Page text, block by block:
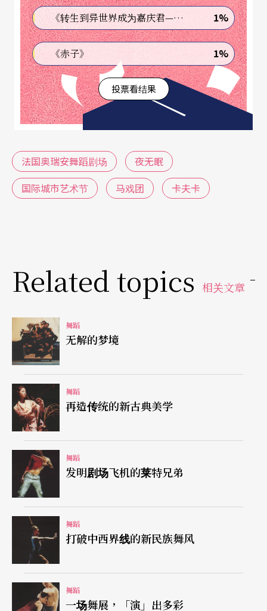
或神秘的单音，或手风琴独有的既温暖又苍凉的边
缘特质，来塑造一种虚悬时空下难以言喻的情调。
玩弄空间 制造惊奇
演员表演与舞台技术让无眠夜中万种的可能化为具
体。演员，自始至终即在台上保持著一种刻意的表
演方法：一方面对观众保持著接触（有时甚至是刻
意的展示），另一方面却维持著彼此少有表情，虽
互动密切、精神上却极度疏离的状态。在呼应卡夫
的舞台陈设中，或借由道具增加多一重表现空间
出重心（例如由舞台前方至后方，甚或左右各个区
位的不断转换），甚或以小至演员出入场的方式
（自地底、自台中台的门后等）为演员开启一个个
新的作戏空间！如此在空间感上的玩弄也不限于实
质空间的运用，更出现于刻意制造的影像。一段令
人印象深刻的舞台技术呈现，即是在开演后不久，
依著舞台左侧一人在孤灯下打字的节奏声（令人联
想到大卫．柯能堡依据William Burroughs同名小说
改编的电影《裸体午餐》），影幕上本坐在幕后的
男人影子居然开始任意闪现于影幕各个角落，最终
甚且有一团粉末落于男人的影像之上！这样的舞台
魔术当然有其破解之道，但如此有意地打破观者对
空间的预设立场，彻底动摇观众的预期心理，却是
纳许在《夜无眠》中建立连串惊奇的有力工具。
《转生到异世界成为嘉庆君—发现我的祖先是诈骗集团!?》 1%
《赤子》 1%
投票看结果
法国奥瑞安舞蹈剧场
夜无眠
国际城市艺术节
马戏团 卡夫卡
Related topics 相关文章
舞蹈
无解的梦境
舞蹈
再造传统的新古典美学
舞蹈
发明剧场飞机的莱特兄弟
舞蹈
打破中西界线的新民族舞风
舞蹈
一场舞展，「演」出多彩